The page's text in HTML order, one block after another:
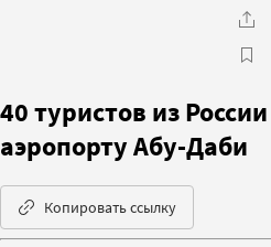
40 туристов из
аэропорту Абу-Даби
Копировать ссылку